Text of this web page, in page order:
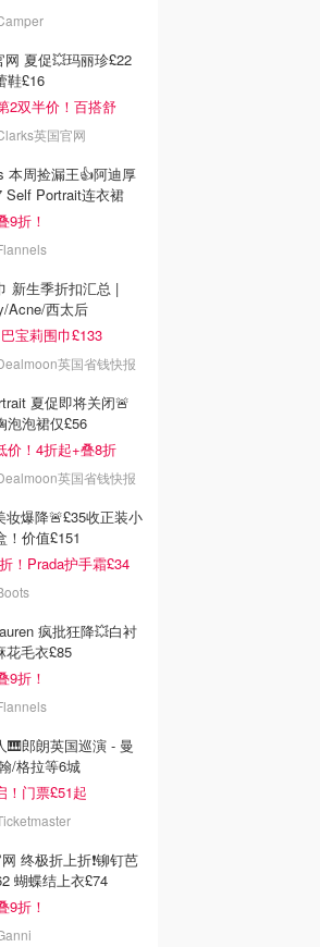
网 夏促💥玛丽珍£22
鞋£16
2双半价！百搭舒
英国官网
本周捡漏王👍阿迪厚
Self Portrait连衣裙
9折！
新生季折扣汇总 |
Acne/西太后
宝莉围巾£133
英国省钱快报
夏促即将关闭🚨
泡泡裙仅£56
价！4折起+叠8折
英国省钱快报
妆爆降🚨£35收正装小
！价值£151
！Prada护手霜£34
疯批狂降💥白衬
花毛衣£85
9折！
🎹郎朗英国巡演 - 曼
/格拉等6城
！门票£51起
终极折上折❗️铆钉芭
蝴蝶结上衣£74
9折！